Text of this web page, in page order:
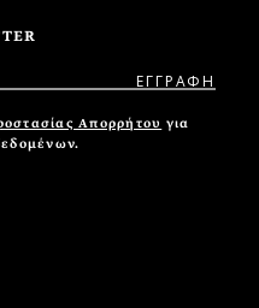
Απορρήτου για